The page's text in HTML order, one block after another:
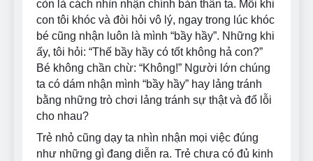
còn là cách nhìn nhận chính bản thân ta. Mỗi khi
con tôi khóc và đòi hỏi vô lý, ngay trong lúc khóc
bé cũng nhận luôn là mình “bầy hầy”. Những khi
ấy, tôi hỏi: “Thế bầy hầy có tốt không hả con?”
Bé không chần chừ: “Không!” Người lớn chúng
ta có dám nhận mình “bầy hầy” hay lảng tránh
bằng những trò chơi lảng tránh sự thật và đổ lỗi
cho nhau?
Trẻ nhỏ cũng dạy ta nhìn nhận mọi việc đúng
như những gì đang diễn ra. Trẻ chưa có đủ kinh